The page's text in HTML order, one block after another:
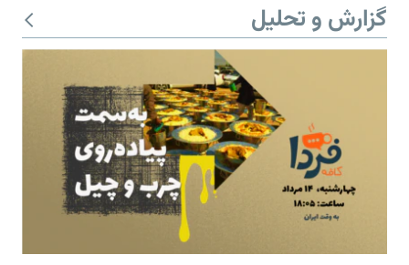
گزارش و تحلیل